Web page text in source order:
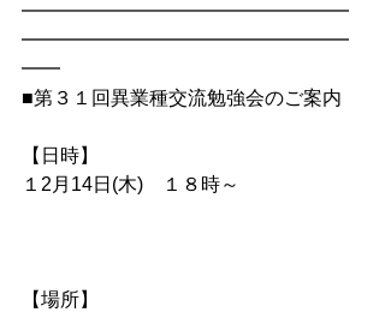
━━━━━━━━━━━━━━━━━
━━━━━━━━━━━━━━━━━
━━
■第３１回異業種交流勉強会のご案内
【日時】
１2月14日(木)　１８時～
【場所】